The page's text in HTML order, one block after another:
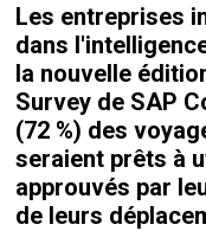
Les entreprises
dans
la nouvelle
Survey de SAP
(72 %) des
seraient prêts à
approuvés par
de leurs